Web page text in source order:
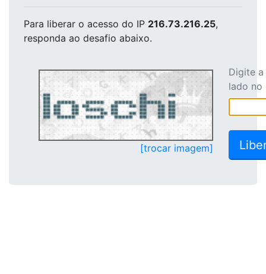
Para liberar o acesso do IP 216.73.216.25,
responda ao desafio abaixo.
[trocar imagem]
Digite
lado no